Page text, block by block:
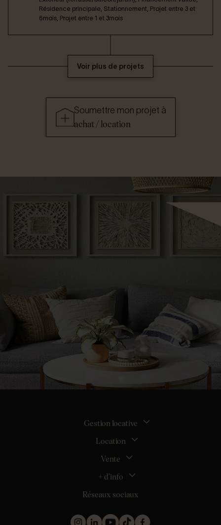
Résidence principale, Stationnement, Projet entre 3 et
6mois, Projet entre 1 et 3mois
Voir plus de projets
Soumettre mon projet à
achat / location
Gestion locative
La gestion locative
Location
Tous nos biens en location
Location appartement Saint-Sébastien-sur-Loire
Location maison Clisson (44190)
Vente
Estimer mon bien
Maison Carquefou (44470)
+ d’info
Inscription
Nos métiers
Réseaux sociaux